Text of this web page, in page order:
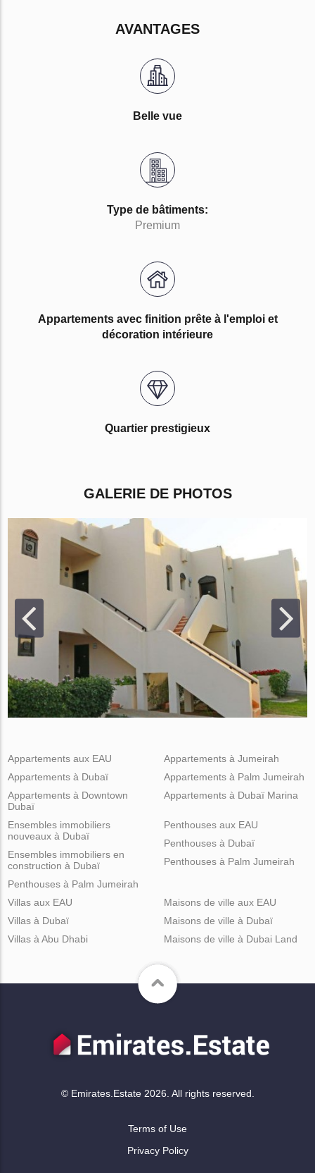
AVANTAGES
Belle vue
Type de bâtiments:
Premium
Appartements avec finition prête à l'emploi et
décoration intérieure
Quartier prestigieux
GALERIE DE PHOTOS
Appartements aux EAU
Appartements à Dubaï
Appartements à Downtown
Dubaï
Appartements à Jumeirah
Appartements à Palm Jumeirah
Appartements à Dubaï Marina
Ensembles immobiliers
nouveaux à Dubaï
Ensembles immobiliers en
construction à Dubaï
Penthouses à Palm Jumeirah
Penthouses aux EAU
Penthouses à Dubaï
Penthouses à Palm Jumeirah
Villas aux EAU
Villas à Dubaï
Villas à Abu Dhabi
Maisons de ville aux EAU
Maisons de ville à Dubaï
Maisons de ville à Dubai Land
© Emirates.Estate 2026. All rights reserved.
Terms of Use
Privacy Policy